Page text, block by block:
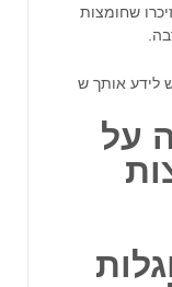
שחומצות
לידע אותך ש
על